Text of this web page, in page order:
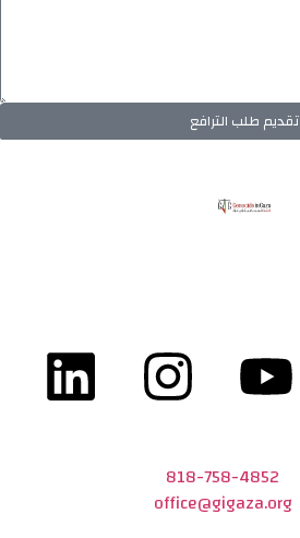
تقديم طلب الترافع
818-758-4852
office@gigaza.org